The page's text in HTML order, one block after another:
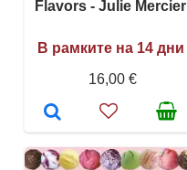
Flavors - Julie Mercier
В рамките на 14 дни
16,00 €